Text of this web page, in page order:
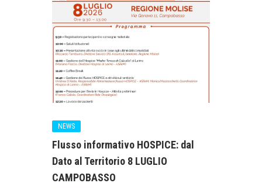
NEWS
Flusso informativo HOSPICE: dal
Dato al Territorio 8 LUGLIO
CAMPOBASSO